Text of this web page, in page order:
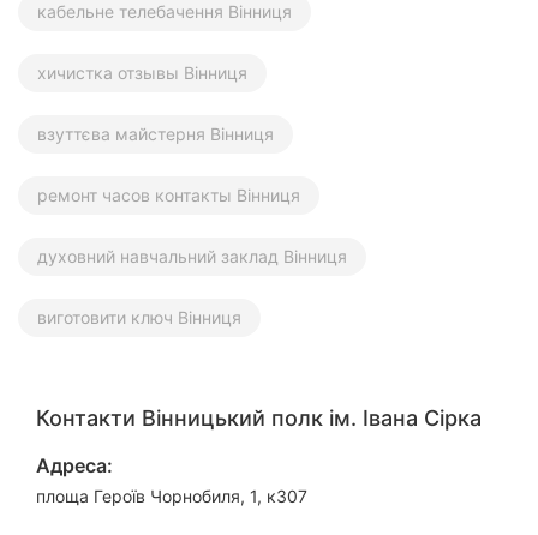
кабельне телебачення Вінниця
хичистка отзывы Вінниця
взуттєва майстерня Вінниця
ремонт часов контакты Вінниця
духовний навчальний заклад Вінниця
виготовити ключ Вінниця
Контакти Вінницький полк ім. Івана Сірка
Адреса:
площа Героїв Чорнобиля, 1, к307